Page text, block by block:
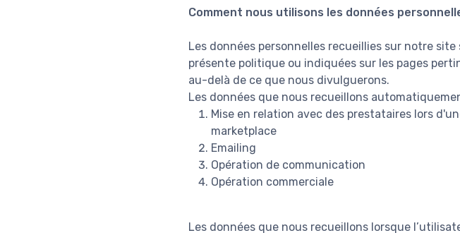
Comment nous utilisons les données
Les données personnelles recueillies sur notre
présente politique ou indiquées sur les pages
au-delà de ce que nous divulguerons.
Les données que nous recueillons
Mise en relation avec des prestataires lors
marketplace
Emailing
Opération de communication
Opération commerciale
Les données que nous recueillons lorsque